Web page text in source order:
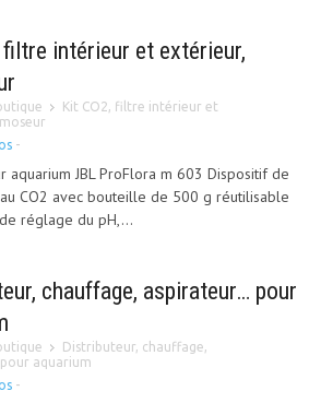
filtre intérieur et extérieur,
Kit CO2, filtre intérieur et
-
aquarium JBL ProFlora m 603 Dispositif de
CO2 avec bouteille de 500 g réutilisable
réglage du pH,...
chauffage, aspirateur… pour
Distributeur, chauffage,
aquarium
-